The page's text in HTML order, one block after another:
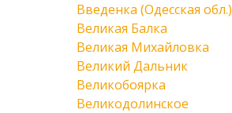
Введенка (Одесская обл.)
Великая Балка
Великая Михайловка
Великий Дальник
Великобоярка
Великодолинское